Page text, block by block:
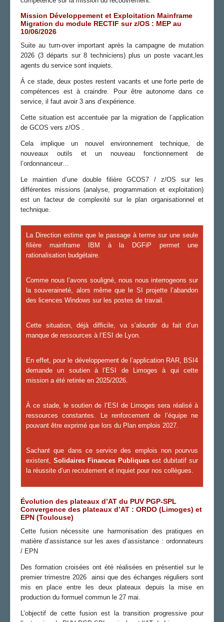
Mission Développement et Exploitation Mainframe
Migration du module RECTIF sur z/OS : MEP au
10/06/2026
Suite au turn-over important après la campagne de mutation
2026 (3 départs sur 8 techniciens) plus un poste vacant,les
agents du service sont inquiets.
Á ce stade, deux postes restent vacants et une forte perte de
compétences est à craindre. Pour être autonome dans ce
service, il faut avoir 3 ans d’expérience.
Cette situation est accentuée par la migration de l’application
de GCOS vers z/OS .
Cela implique un nouvel environnement technique, de
nouveaux outils et un nouveau fonctionnement de
l’ordonnanceur…
Le maintien d’une double filière GCOS7 / z/OS sur les
différentes missions (analyse, programmation et exploitation)
est un facteur de complexité sur le plan organisationnel et
technique.
La Direction estime que le passage à terme sur une seule
filière mainframe IBM à la DGFiP permet une
rationalisation budgétaire.
Comme nous l’avons souligné, nous nous interrogeons sur
la souveraineté, alors même que le SI projette l’abandon
des licences Windows sur les postes de travail.
Cette situation, déjà difficile, va s’alourdir du fait d’un
manque de ressources à l’ESI de Lyon.
En effet, pour le développement de l’application RAR, BSI4
demande un soutien à l’ESI de Limoges à qui cette
mission a été retirée en 2025/2026.
À ce stade, le soutien de l’ESI de Limoges sera réalisé à
ressources constantes. Le renforcement de l’équipe ne
pouvant être exprimé que lors du Plan emplois 2027.
Sachant que dans ce service des emplois non pourvus
existent, Solidaires Finances Publiques est dubitatif sur
la réussite d’un recrutement et inquiet pour nos collègues.
Évolution des plateaux d’AT du PUV PGP-SPL
Convergence des plateaux d’AT : ORDO (Limoges) et
EPN (Toulouse)
Cette fusion nécessite une harmonisation des pratiques en
matière d’assistance sur les axes d’assistance : ordonnateurs
/ EPN
Des formation croisées ont été réalisées en présentiel sur le
premier trimestre 2026 ainsi que des échanges réguliers sont
mis en place entre les deux plateaux depuis la mise en
production du formuel commun le 27 mai.
L’objectif de cette fusion est la transition progressive pour